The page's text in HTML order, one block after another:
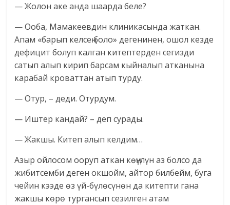
— Жолон аке анда шаарда беле?
— Ооба, Мамакеевдин клиникасында жаткан.
Апам «барып келсең боло» дегенинен, ошол кезде
дефицит болуп калган китептерден сегизди
сатып алып кирип барсам кыйналып атканына
карабай кроваттан атып турду.
— Отур, – деди. Отурдум.
— Иштер кандай? – деп сурады.
— Жакшы. Китеп алып келдим…
Азыр ойлосом ооруп аткан көңүлүн аз болсо да
жибитсемби деген окшойм, айтор билбейм, буга
чейин кээде өз үй-бүлөсүнөн да китепти гана
жакшы көрө тургансып сезилген атам